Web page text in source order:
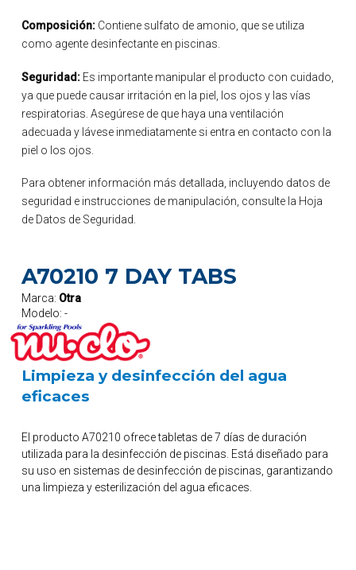
Composición:Contiene sulfato de amonio, que se utiliza
como agente desinfectante en piscinas.
Seguridad:Es importante manipular el producto con cuidado,
ya que puede causar irritación en la piel, los ojos y las vías
respiratorias. Asegúrese de que haya una ventilación
adecuada y lávese inmediatamente si entra en contacto con la
piel o los ojos.
Para obtener información más detallada, incluyendo datos de
seguridad e instrucciones de manipulación, consulte la Hoja
de Datos de Seguridad.
A70210 7 DAY TABS
Marca: Otra
Modelo: -
Limpieza y desinfección del agua
eficaces
El producto A70210 ofrece tabletas de 7 días de duración
utilizada para la desinfección de piscinas. Está diseñado para
su uso en sistemas de desinfección de piscinas, garantizando
una limpieza y esterilización del agua eficaces.